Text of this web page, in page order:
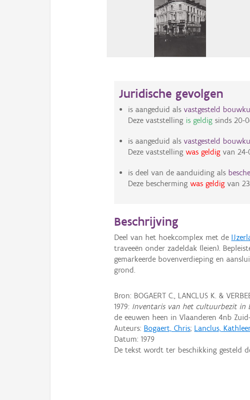
Juridische gevolgen
is aangeduid als vastgesteld
Deze vaststelling is geldigsinds 20-
is aangeduid als vastgesteld
Deze vaststelling was geldigvan 24-
is deel van de aanduiding als
Deze bescherming was geldigvan
Beschrijving
Deel van het hoekcomplex met de
traveeën onder zadeldak (leien).
gemarkeerde bovenverdieping en
grond.
Bron: BOGAERT C., LANCLUS K. &
1979: Inventaris van het cultuurbezit in
de eeuwen heen in Vlaanderen 4nb
Auteurs: Bogaert, Chris; Lanclus,
Datum:1979
De tekst wordt ter beschikking gesteld